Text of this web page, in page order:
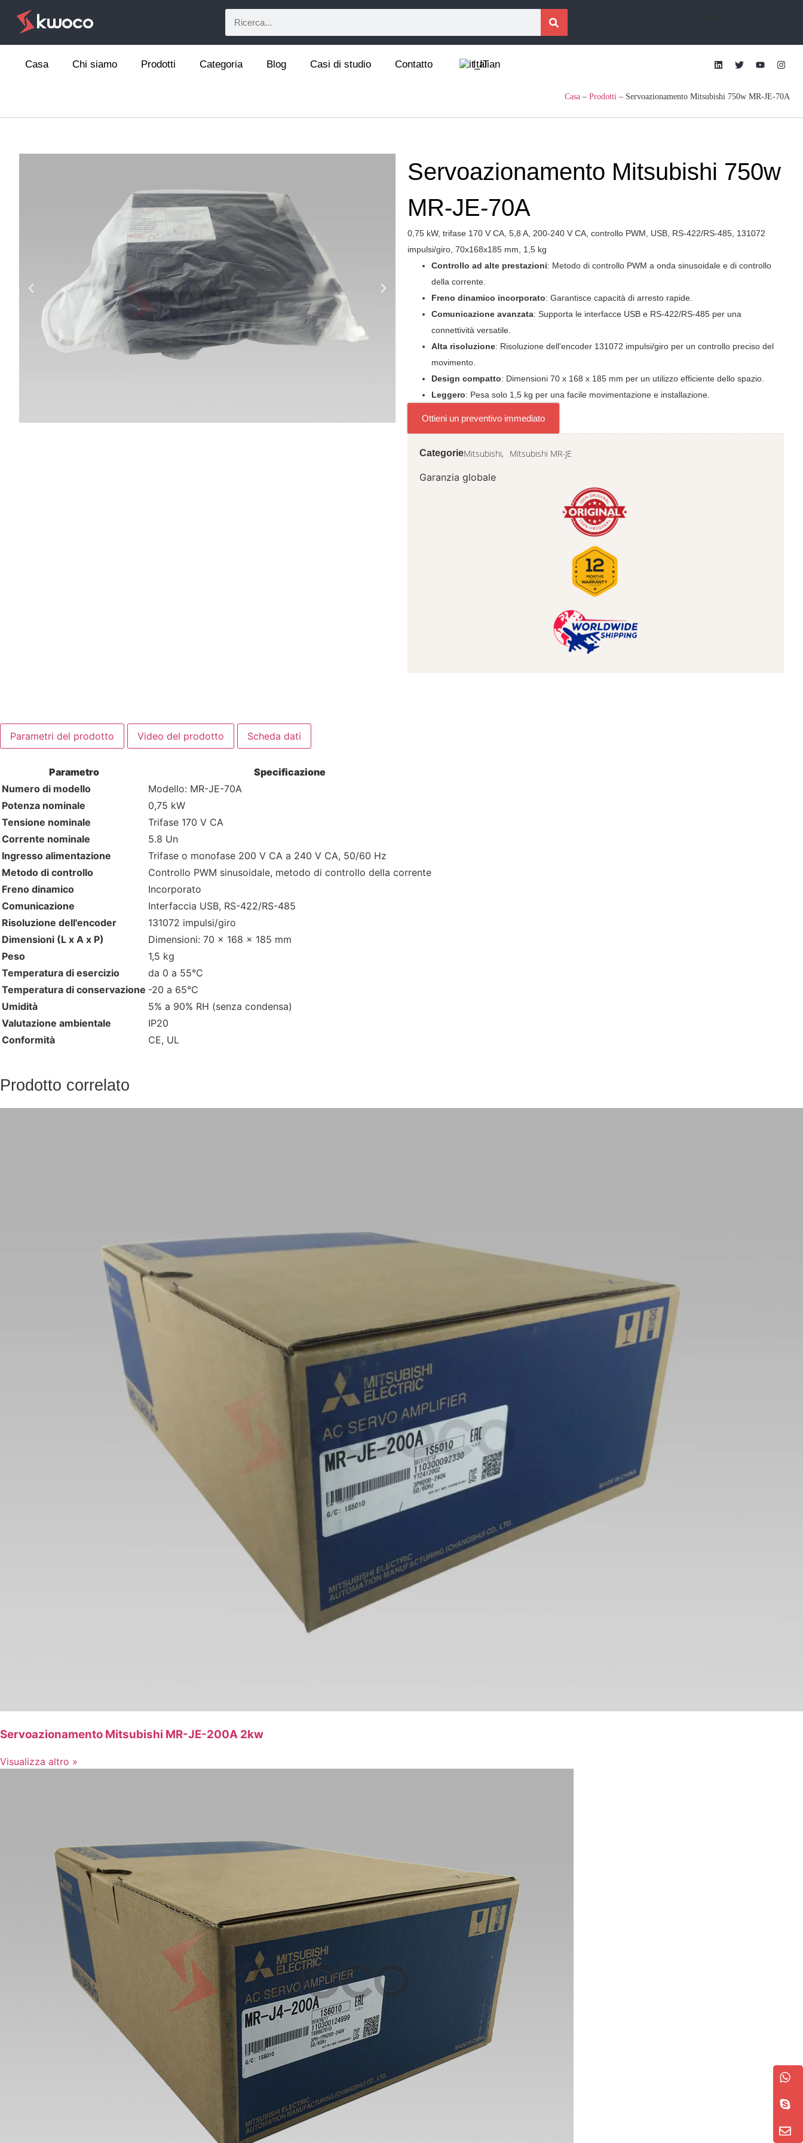
Casa Chi siamo Prodotti Categoria Blog Casi di studio Contatto Italian
Casa – Prodotti – Servoazionamento Mitsubishi 750w MR-JE-70A
Servoazionamento Mitsubishi 750w
MR-JE-70A
0,75 kW, trifase 170 V CA, 5,8 A, 200-240 V CA, controllo PWM, USB, RS-422/RS-485, 131072
impulsi/giro, 70x168x185 mm, 1,5 kg
Controllo ad alte prestazioni: Metodo di controllo PWM a onda sinusoidale e di controllo
della corrente.
Freno dinamico incorporato: Garantisce capacità di arresto rapide.
Comunicazione avanzata: Supporta le interfacce USB e RS-422/RS-485 per una
connettività versatile.
Alta risoluzione: Risoluzione dell'encoder 131072 impulsi/giro per un controllo preciso del
movimento.
Design compatto: Dimensioni 70 x 168 x 185 mm per un utilizzo efficiente dello spazio.
Leggero: Pesa solo 1,5 kg per una facile movimentazione e installazione.
Ottieni un preventivo immediato
CategorieMitsubishi, Mitsubishi MR-JE
Garanzia globale
Parametri del prodotto Video del prodotto Scheda dati
Parametro
Specificazione
Numero di modello
Modello: MR-JE-70A
Potenza nominale
0,75 kW
Tensione nominale
Trifase 170 V CA
Corrente nominale
5.8 Un
Ingresso alimentazione
Trifase o monofase 200 V CA a 240 V CA, 50/60 Hz
Metodo di controllo
Controllo PWM sinusoidale, metodo di controllo della corrente
Freno dinamico
Incorporato
Comunicazione
Interfaccia USB, RS-422/RS-485
Risoluzione dell'encoder
131072 impulsi/giro
Dimensioni (L x A x P)
Dimensioni: 70 x 168 x 185 mm
Peso
1,5 kg
Temperatura di esercizio
da 0 a 55°C
Temperatura di conservazione -20 a 65°C
Umidità
5% a 90% RH (senza condensa)
Valutazione ambientale
IP20
Conformità
CE, UL
Prodotto correlato
Servoazionamento Mitsubishi MR-JE-200A 2kw
Visualizza altro »